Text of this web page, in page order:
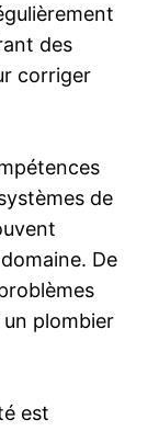
des
corriger
de
De
plombier
est